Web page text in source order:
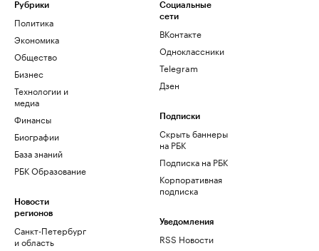
Рубрики
Политика
Экономика
Общество
Бизнес
Технологии и
медиа
Финансы
Биографии
База знаний
РБК Образование
Новости
регионов
Санкт-Петербург
и область
Социальные
сети
ВКонтакте
Одноклассники
Telegram
Дзен
Подписки
Скрыть баннеры
на РБК
Подписка на РБК
Корпоративная
подписка
Уведомления
RSS Новости